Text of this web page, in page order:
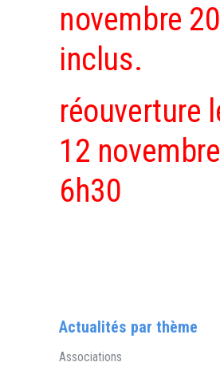
novembre
inclus.
réouverture
12
6h30
Actualités par thème
Associations